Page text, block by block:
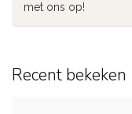
met ons op!
Recent bekeken